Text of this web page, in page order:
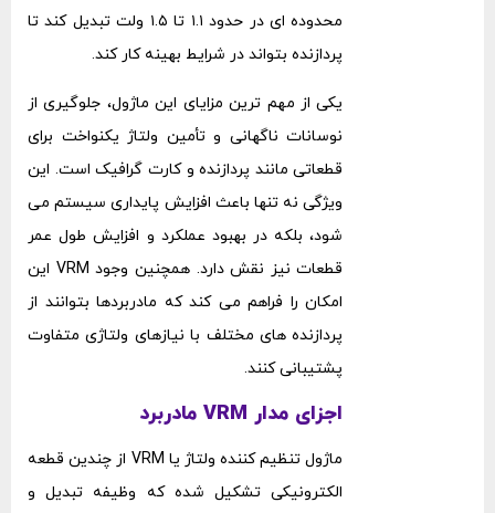
محدوده ‌ای در حدود ۱.۱ تا ۱.۵ ولت تبدیل کند تا
پردازنده بتواند در شرایط بهینه کار کند.
یکی از مهم‌ ترین مزایای این ماژول، جلوگیری از
نوسانات ناگهانی و تأمین ولتاژ یکنواخت برای
قطعاتی مانند پردازنده و کارت گرافیک است. این
ویژگی نه ‌تنها باعث افزایش پایداری سیستم می‌
شود، بلکه در بهبود عملکرد و افزایش طول عمر
قطعات نیز نقش دارد. همچنین وجود VRM این
امکان را فراهم می ‌کند که مادربردها بتوانند از
پردازنده ‌های مختلف با نیازهای ولتاژی متفاوت
پشتیبانی کنند.
اجزای مدار VRM مادربرد
ماژول تنظیم‌ کننده‌ ولتاژ یا VRM از چندین قطعه
الکترونیکی تشکیل شده که وظیفه تبدیل و